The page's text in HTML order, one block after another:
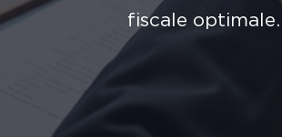
fiscale optimale.